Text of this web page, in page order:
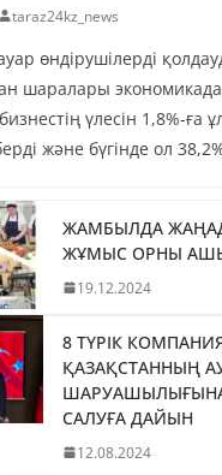
taraz24kz_news
өндірушілерді
шаралары
үлесін 1,8%-ға
және бүгінде ол
ЖАМБЫЛДА
ЖҰМЫС ОРНЫ
19.12.2024
8 ТҮРІК
ҚАЗАҚСТАННЫҢ
САЛУҒА ДАЙЫН
12.08.2024